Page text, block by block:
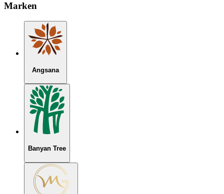
Marken
Angsana
Banyan Tree